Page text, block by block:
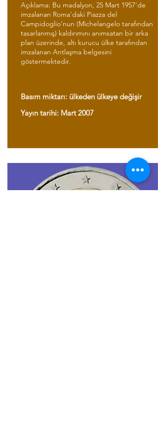
Açıklama: Bu madalyon, 25 Mart 1957'de
imzalanan Roma'daki Piazza del
Campidoglio'nun (Michelangelo tarafından
tasarlanmış) kaldırımını anımsatan bir arka
plan üzerinde, altı kurucu ülke tarafından
imzalanan Antlaşma belgesini
göstermektedir.
Basım miktarı: ülkeden ülkeye değişir
Yayın tarihi: Mart 2007